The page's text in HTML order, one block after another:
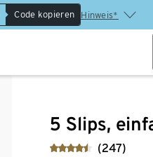
Code kopieren Hinweis*
5 Slips,
(247)